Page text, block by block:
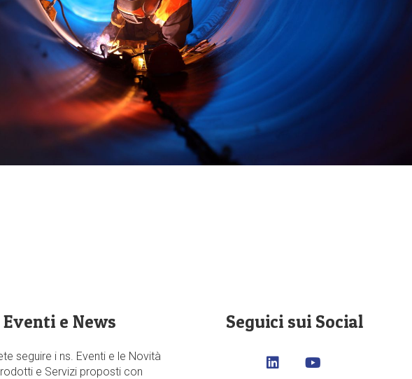
Eventi e News
seguire i ns. Eventi e le Novità
e Servizi proposti con
Seguici sui Social